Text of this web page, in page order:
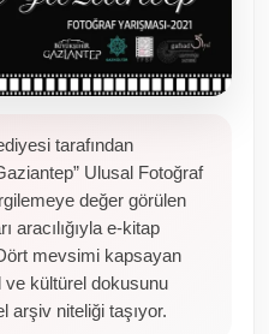
tarafından
Ulusal Fotoğraf
değer görülen
aracılığıyla e-kitap
mevsimi kapsayan
ve kültürel dokusunu
arşiv niteliği taşıyor.